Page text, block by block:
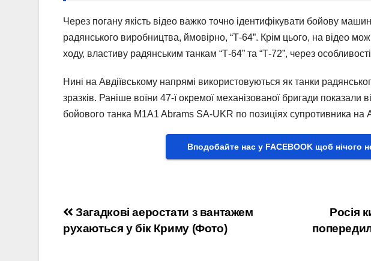
Через погану якість відео важко точно ідентифікувати бойову
радянського виробництва, ймовірно, “Т-64”. Крім цього, на відео
ходу, властиву радянським танкам “Т-64” та “Т-72”, через
Нині на Авдіївському напрямі використовуються як танки
зразків. Раніше воїни 47-ї окремої механізованої бригади показали
бойового танка M1A1 Abrams SA-UKR по позиціях супротивника на
Вподобайте нас у FACEBOOK щоб нічого
Навігація
записів
Росія
Загадкові аеростати з вантажем
рухаються у бік Криму (Фото)